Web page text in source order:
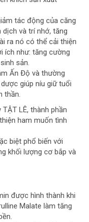
tác động của căng
và trí nhớ, tăng
ra nó có thể cải thiện
ích như: tăng cường
sản.
Ấn Độ và thường
giúp níu giữ tuổi
thần.
LÊ, thành phần
ham muốn tình
biệt phổ biến với
khối lượng cơ bắp và
được hình thành khi
Malate làm tăng